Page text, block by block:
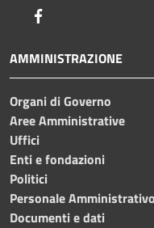
AMMINISTRAZIONE
Organi di Governo
Aree Amministrative
Uffici
Enti e fondazioni
Politici
Personale Amministrativo
Documenti e dati